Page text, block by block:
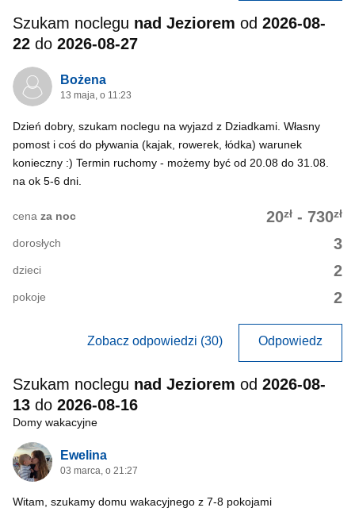
Szukam noclegu nad Jeziorem od 2026-08-
22 do 2026-08-27
Bożena
13 maja, o 11:23
Dzień dobry, szukam noclegu na wyjazd z Dziadkami. Własny
pomost i coś do pływania (kajak, rowerek, łódka) warunek
konieczny :) Termin ruchomy - możemy być od 20.08 do 31.08.
na ok 5-6 dni.
20zł - 730zł
cena za noc
3
dorosłych
2
dzieci
2
pokoje
Zobacz odpowiedzi (30) Odpowiedz
Szukam noclegu nad Jeziorem od 2026-08-
13 do 2026-08-16
Domy wakacyjne
Ewelina
03 marca, o 21:27
Witam, szukamy domu wakacyjnego z 7-8 pokojami